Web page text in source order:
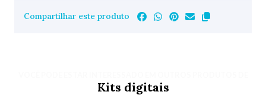
Compartilhar este produto
Kits digitais